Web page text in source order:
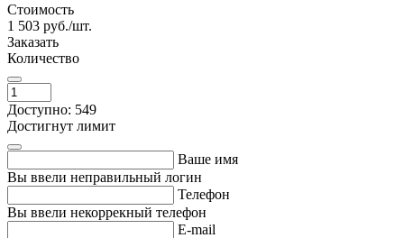
Стоимость
1 503 руб./шт.
Заказать
Количество
Доступно: 549
Достигнут лимит
Ваше имя
Вы ввели неправильный логин
Телефон
Вы ввели некоррекный телефон
E-mail